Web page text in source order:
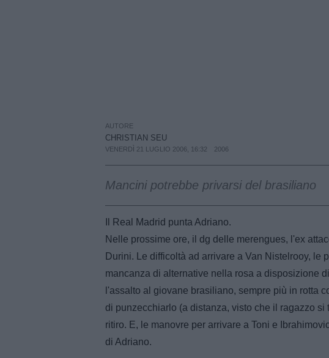
AUTORE
CHRISTIAN SEU
VENERDÌ 21 LUGLIO 2006, 16:32 2006
Mancini potrebbe privarsi del brasiliano
Il Real Madrid punta Adriano.
Nelle prossime ore, il dg delle merengues, l'ex
Durini. Le difficoltà ad arrivare a Van Nistelrooy, le
mancanza di alternative nella rosa a disposizione
l'assalto al giovane brasiliano, sempre più in rotta
di punzecchiarlo (a distanza, visto che il ragazzo
ritiro. E, le manovre per arrivare a Toni e
di Adriano.